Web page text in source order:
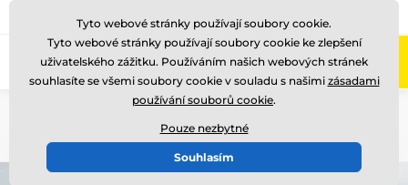
Zavolejte nám (Po-Pá 8-17)
Tyto webové stránky používají soubory cookie.
Tyto webové stránky používají soubory cookie ke zlepšení
uživatelského zážitku. Používáním našich webových stránek
souhlasíte se všemi soubory cookie v souladu s našimi zásadami
používání souborů cookie.
Pouze nezbytné
Souhlasím